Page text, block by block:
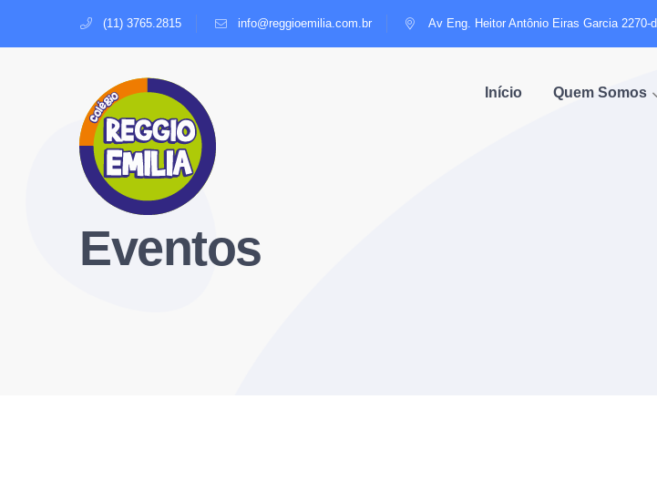
(11) 3765.2815 info@reggioemilia.com.br Av Eng. Heitor Antônio Eiras Garcia 2270-d
Início Quem Somos
Eventos